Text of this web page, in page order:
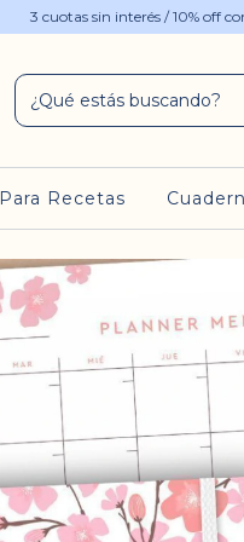
3 cuotas sin interés / 10% off
Para Recetas